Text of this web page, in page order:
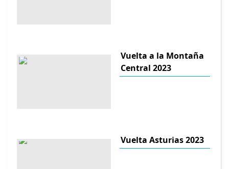
Vuelta a la Montaña
Central 2023
Vuelta Asturias 2023